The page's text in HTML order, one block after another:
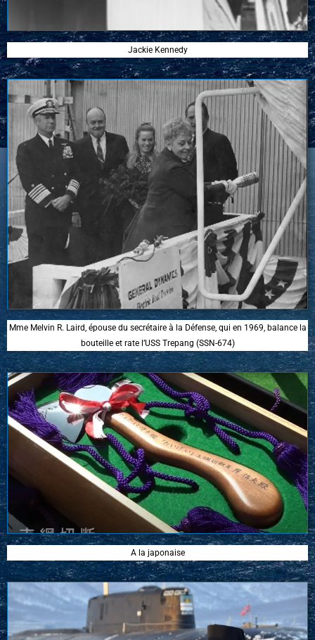
Jackie Kennedy
Mme Melvin R. Laird, épouse du secrétaire à la Défense, qui en 1969, balance la
bouteille et rate l’USS Trepang (SSN-674)
A la japonaise